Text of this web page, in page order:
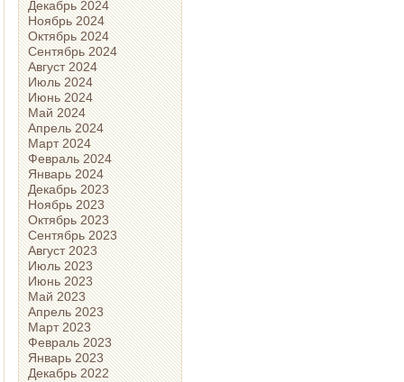
Декабрь 2024
Ноябрь 2024
Октябрь 2024
Сентябрь 2024
Август 2024
Июль 2024
Июнь 2024
Май 2024
Апрель 2024
Март 2024
Февраль 2024
Январь 2024
Декабрь 2023
Ноябрь 2023
Октябрь 2023
Сентябрь 2023
Август 2023
Июль 2023
Июнь 2023
Май 2023
Апрель 2023
Март 2023
Февраль 2023
Январь 2023
Декабрь 2022